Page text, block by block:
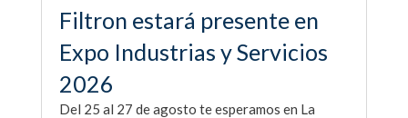
Filtron estará presente en
Expo Industrias y Servicios
2026
Del 25 al 27 de agosto te esperamos en La